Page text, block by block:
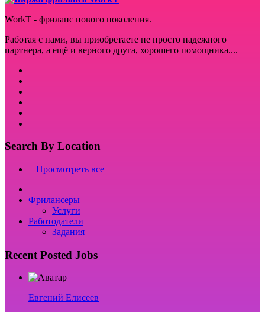
WorkT - фриланс нового поколения.
Работая с нами, вы приобретаете не просто надежного
партнера, а ещё и верного друга, хорошего помощника....
Search By Location
+ Просмотреть все
Фрилансеры
Услуги
Работодатели
Задания
Recent Posted Jobs
Евгений Елисеев